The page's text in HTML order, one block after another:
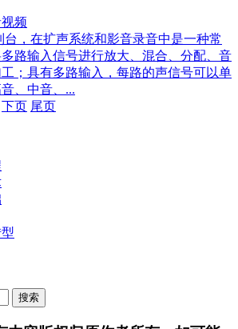
频
，在扩声系统和影音录音中是一种常
路输入信号进行放大、混合、分配、音
；具有多路输入，每路的声信号可以单
、中音、...
下页 尾页